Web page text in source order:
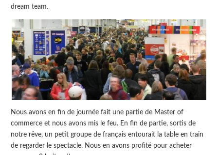
dream team.
Nous avons en fin de journée fait une partie de Master of
commerce et nous avons mis le feu. En fin de partie, sortis de
notre rêve, un petit groupe de français entourait la table en train
de regarder le spectacle. Nous en avons profité pour acheter